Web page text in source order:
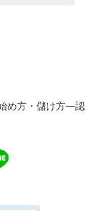
め方・儲け方―認